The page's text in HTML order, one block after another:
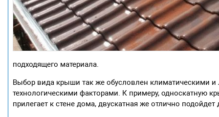
подходящего материала.
Выбор вида крыши так же обусловлен климатическими
технологическими факторами. К примеру, односкатную
прилегает к стене дома, двускатная же отлично